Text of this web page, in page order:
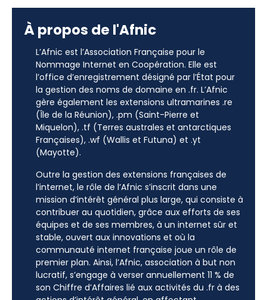
À propos de l'Afnic
L’Afnic est l’Association Française pour le
Nommage Internet en Coopération. Elle est
l’office d’enregistrement désigné par l’État pour
la gestion des noms de domaine en .fr. L’Afnic
gère également les extensions ultramarines .re
(Île de la Réunion), .pm (Saint-Pierre et
Miquelon), .tf (Terres australes et antarctiques
Françaises), .wf (Wallis et Futuna) et .yt
(Mayotte).
Outre la gestion des extensions françaises de
l’internet, le rôle de l’Afnic s’inscrit dans une
mission d’intérêt général plus large, qui consiste à
contribuer au quotidien, grâce aux efforts de ses
équipes et de ses membres, à un internet sûr et
stable, ouvert aux innovations et où la
communauté internet française joue un rôle de
premier plan. Ainsi, l’Afnic, association à but non
lucratif, s’engage à verser annuellement 11 % de
son Chiffre d’Affaires lié aux activités du .fr à des